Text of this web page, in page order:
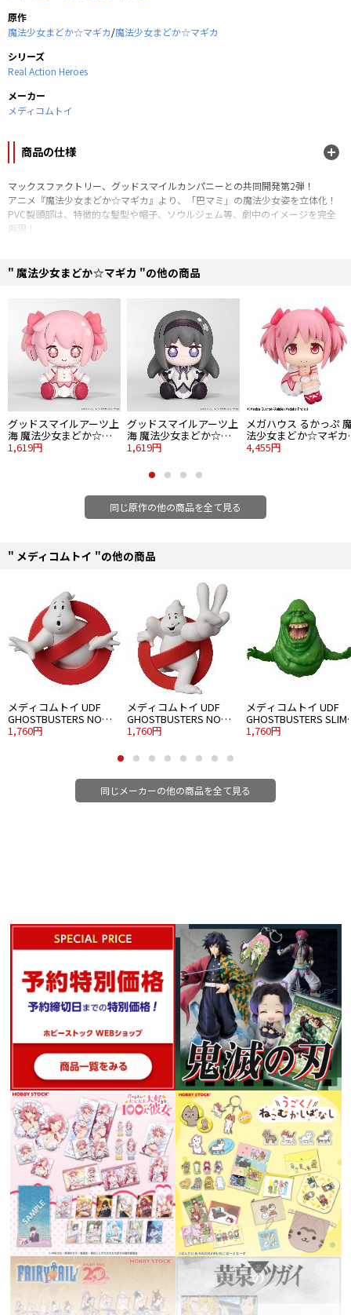
原作
魔法少女まどか☆マギカ/魔法少女まどか☆マギカ
シリーズ
Real Action Heroes
メーカー
メディコムトイ
商品の仕様
マックスファクトリー、グッドスマイルカンパニーとの共同開発第2弾！
アニメ『魔法少女まどか☆マギカ』より、「巴マミ」の魔法少女姿を立体化！
PVC製頭部は、特徴的な髪型や帽子、ソウルジェム等、劇中のイメージを完全
再現！
専用の新規素体を使用し、独自のシルエットと可動を両立！
フィギュアスタンド付属！
■全高：約275mm
■ベース原型製作・デコマス監修：マックスファクトリー
■原型製作：PERFECT-STUDIO
■衣装製作：のだゆみこ（創ing）
©Magica Quartet/Aniplex・Madoka Partners・MBS
" 魔法少女まどか☆マギカ "の他の商品
グッドスマイルアーツ上
海 魔法少女まどか☆マ
ギカ Huggy Good Smile
1,619円
グッドスマイルアーツ上
海 魔法少女まどか☆マ
ギカ Huggy Good Smile
1,619円
メガハウス るかっぷ
法少女まどか☆マギカ
鹿目まどか
4,455円
同じ原作の他の商品を全て見る
" メディコムトイ "の他の商品
メディコムトイ UDF
GHOSTBUSTERS NO
GHOST
1,760円
メディコムトイ UDF
GHOSTBUSTERS NO
GHOST 2
1,760円
メディコムトイ UDF
GHOSTBUSTERS
(GREEN GHOST)
1,760円
同じメーカーの他の商品を全て見る